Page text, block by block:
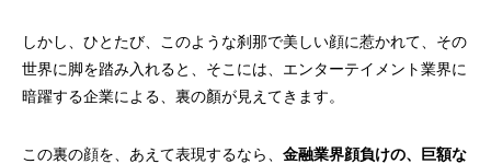
しかし、ひとたび、このような刹那で美しい顔に惹かれて、その
世界に脚を踏み入れると、そこには、エンターテイメント業界に
暗躍する企業による、裏の顏が見えてきます。
この裏の顔を、あえて表現するなら、 金融業界顔負けの、巨額な